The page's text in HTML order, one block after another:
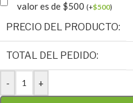
valor es de $500 (+$500)
PRECIO DEL PRODUCTO:
TOTAL DEL PEDIDO:
- +